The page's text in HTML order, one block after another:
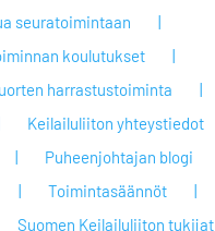
seuratoimintaan
koulutukset
harrastustoiminta
Keilailuliiton yhteystiedot
Puheenjohtajan blogi
Toimintasäännöt
Suomen Keilailuliiton tukijat